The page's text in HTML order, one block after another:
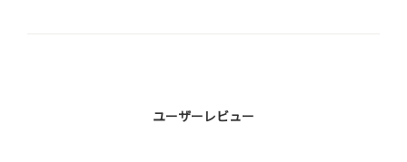
ユーザーレビュー